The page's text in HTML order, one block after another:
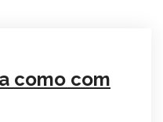
como com